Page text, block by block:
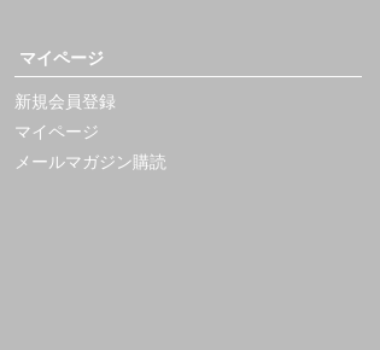
マイページ
新規会員登録
マイページ
メールマガジン購読